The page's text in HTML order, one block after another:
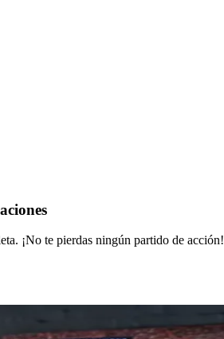
¡No te pierdas ningún partido de acción!